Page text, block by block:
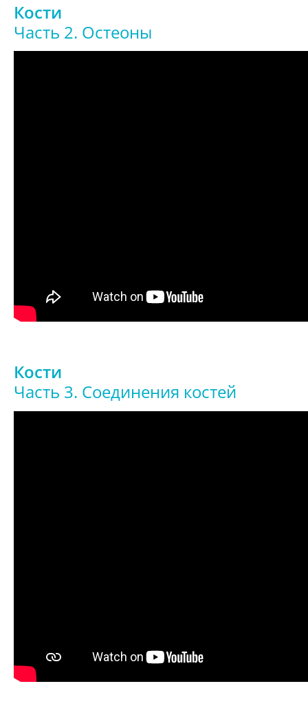
Кости
Часть 2. Остеоны
Кости
Часть 3. Соединения костей